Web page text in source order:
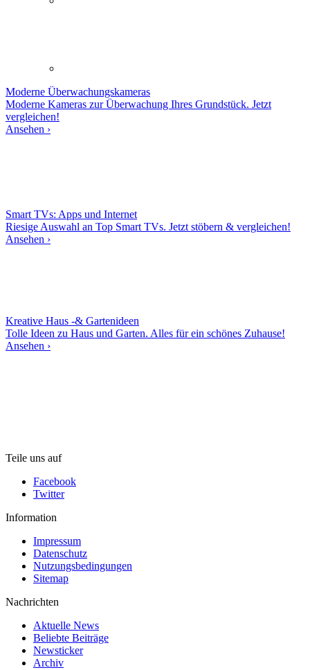
Moderne Überwachungskameras
Moderne Kameras zur Überwachung Ihres Grundstück. Jetzt
vergleichen!
Ansehen ›
Smart TVs: Apps und Internet
Riesige Auswahl an Top Smart TVs. Jetzt stöbern & vergleichen!
Ansehen ›
Kreative Haus -& Gartenideen
Tolle Ideen zu Haus und Garten. Alles für ein schönes Zuhause!
Ansehen ›
Teile uns auf
Facebook
Twitter
Information
Impressum
Datenschutz
Nutzungsbedingungen
Sitemap
Nachrichten
Aktuelle News
Beliebte Beiträge
Newsticker
Archiv